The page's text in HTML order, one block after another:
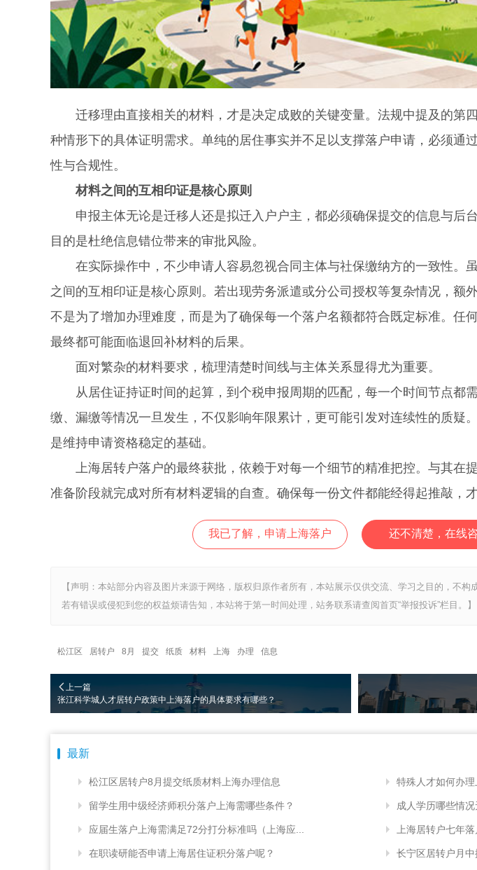
迁移理由直接相关的材料，才是决定成败的关键变量。法规中提及的第
种情形下的具体证明需求。单纯的居住事实并不足以支撑落户申请，必须通
性与合规性。
材料之间的互相印证是核心原则
申报主体无论是迁移人还是拟迁入户户主，都必须确保提交的信息与后台
目的是杜绝信息错位带来的审批风险。
在实际操作中，不少申请人容易忽视合同主体与社保缴纳方的一致性。
之间的互相印证是核心原则。若出现劳务派遣或分公司授权等复杂情况，额
不是为了增加办理难度，而是为了确保每一个落户名额都符合既定标准。任
最终都可能面临退回补材料的后果。
面对繁杂的材料要求，梳理清楚时间线与主体关系显得尤为重要。
从居住证持证时间的起算，到个税申报周期的匹配，每一个时间节点都
缴、漏缴等情况一旦发生，不仅影响年限累计，更可能引发对连续性的质疑
是维持申请资格稳定的基础。
上海居转户落户的最终获批，依赖于对每一个细节的精准把控。与其在
准备阶段就完成对所有材料逻辑的自查。确保每一份文件都能经得起推敲，
我已了解，申请上海落户 还不清楚，在线
【声明：本站部分内容及图片来源于网络，版权归原作者所有，本站展示仅供交流、学习之目的，不构
若有错误或侵犯到您的权益烦请告知，本站将于第一时间处理，站务联系请查阅首页“举报投诉”栏目。】
松江区 居转户 8月 提交 纸质 材料 上海 办理 信息
上一篇
张江科学城人才居转户政策中上海落户的具体要求有哪些？
最新
松江区居转户8月提交纸质材料上海办理信息
留学生用中级经济师积分落户上海需哪些条件？
应届生落户上海需满足72分打分标准吗（上海应...
在职读研能否申请上海居住证积分落户呢？
特殊人才如何办
成人学历哪些情
上海居转户七年
长宁区居转户月